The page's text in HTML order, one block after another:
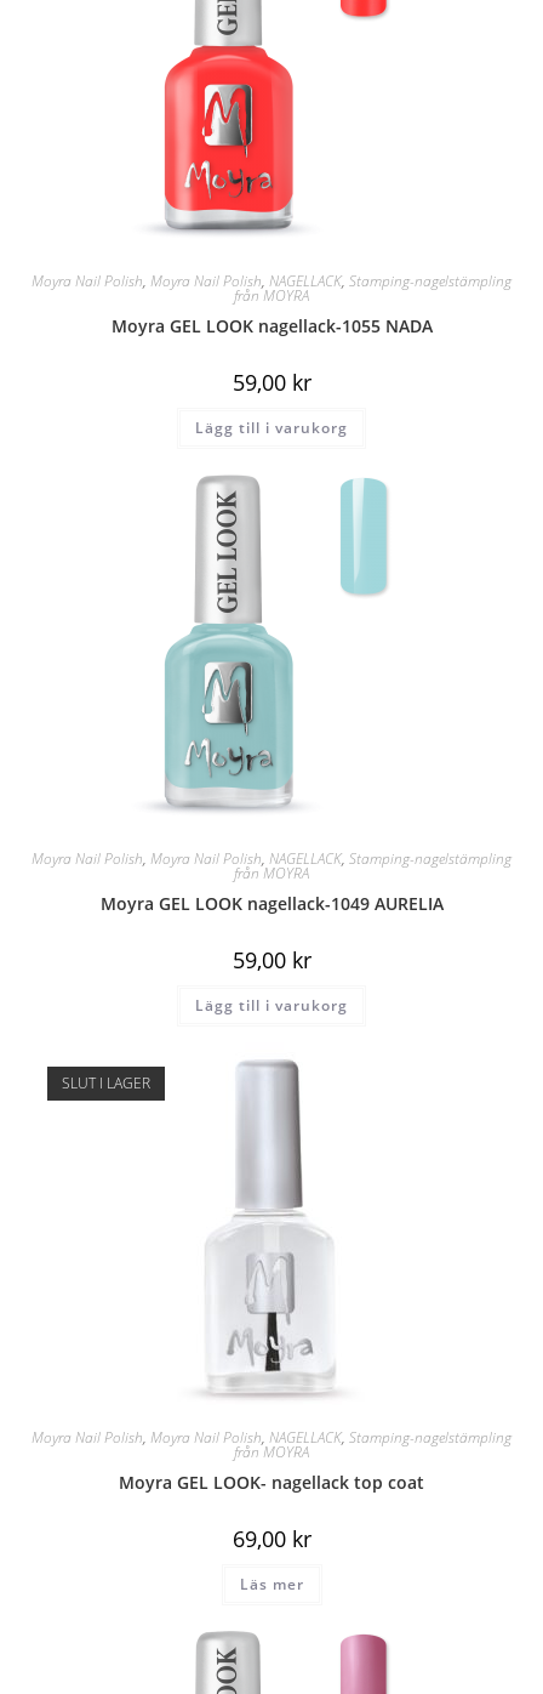
Moyra Nail Polish, Moyra Nail Polish, NAGELLACK, Stamping-nagelstämpling
från MOYRA
Moyra GEL LOOK nagellack-1055 NADA
59,00 kr
Lägg till i varukorg
Moyra Nail Polish, Moyra Nail Polish, NAGELLACK, Stamping-nagelstämpling
från MOYRA
Moyra GEL LOOK nagellack-1049 AURELIA
59,00 kr
Lägg till i varukorg
SLUT I LAGER
Moyra Nail Polish, Moyra Nail Polish, NAGELLACK, Stamping-nagelstämpling
från MOYRA
Moyra GEL LOOK- nagellack top coat
69,00 kr
Läs mer